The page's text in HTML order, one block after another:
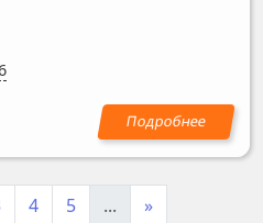
4 5 ... »